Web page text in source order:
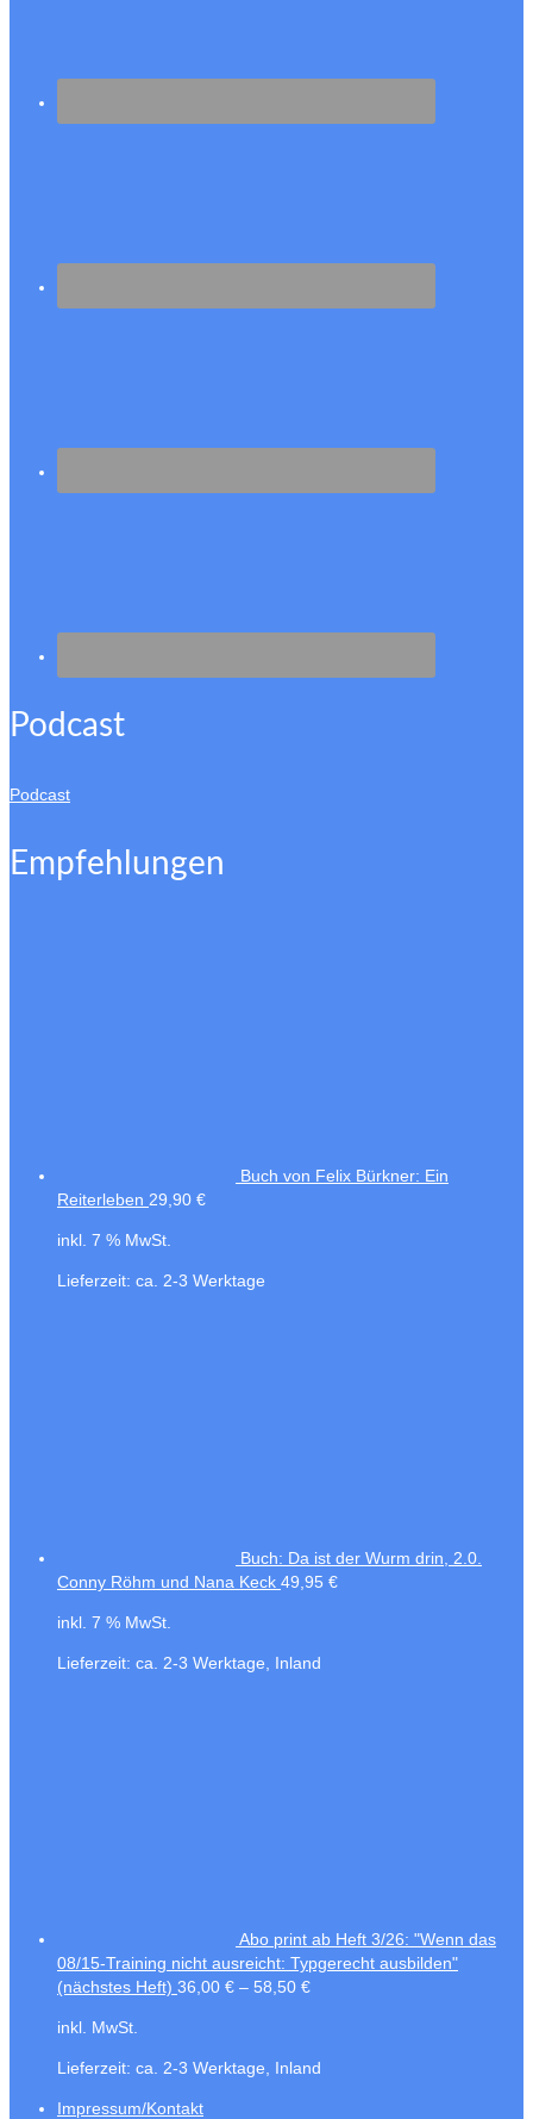
Podcast
Podcast
Empfehlungen
Buch von Felix Bürkner: Ein
Reiterleben 29,90 €
inkl. 7 % MwSt.
Lieferzeit: ca. 2-3 Werktage
Buch: Da ist der Wurm drin, 2.0.
Conny Röhm und Nana Keck 49,95 €
inkl. 7 % MwSt.
Lieferzeit: ca. 2-3 Werktage, Inland
Abo print ab Heft 3/26: "Wenn das
08/15-Training nicht ausreicht: Typgerecht ausbilden"
(nächstes Heft) 36,00 € – 58,50 €
inkl. MwSt.
Lieferzeit: ca. 2-3 Werktage, Inland
Impressum/Kontakt